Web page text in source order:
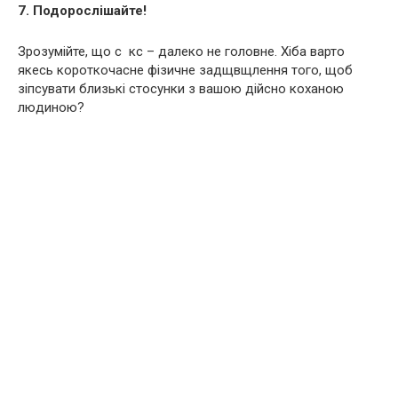
7. Подорослішайте!
Зрозумійте, що с кс – далеко не головне. Хіба варто
якесь короткочасне фізичне задщвщлення того, щоб
зіпсувати близькі стосунки з вашою дійсно коханою
людиною?